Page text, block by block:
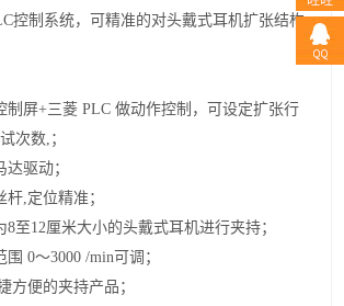
控制系统，可精准的对头戴式耳机扩张结构
制屏+三菱PLC做动作控制，可设定扩张行
次数, ；
驱动；
杆,定位精准；
8至12厘米大小的头戴式耳机进行夹持；
围0～3000 /min可调；
方便的夹持产品；